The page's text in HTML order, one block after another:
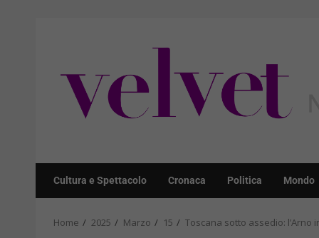
Cultura e Spettacolo Cronaca Politica Mondo
Home 2025 Marzo 15 Toscana sotto assedio: l’Arno